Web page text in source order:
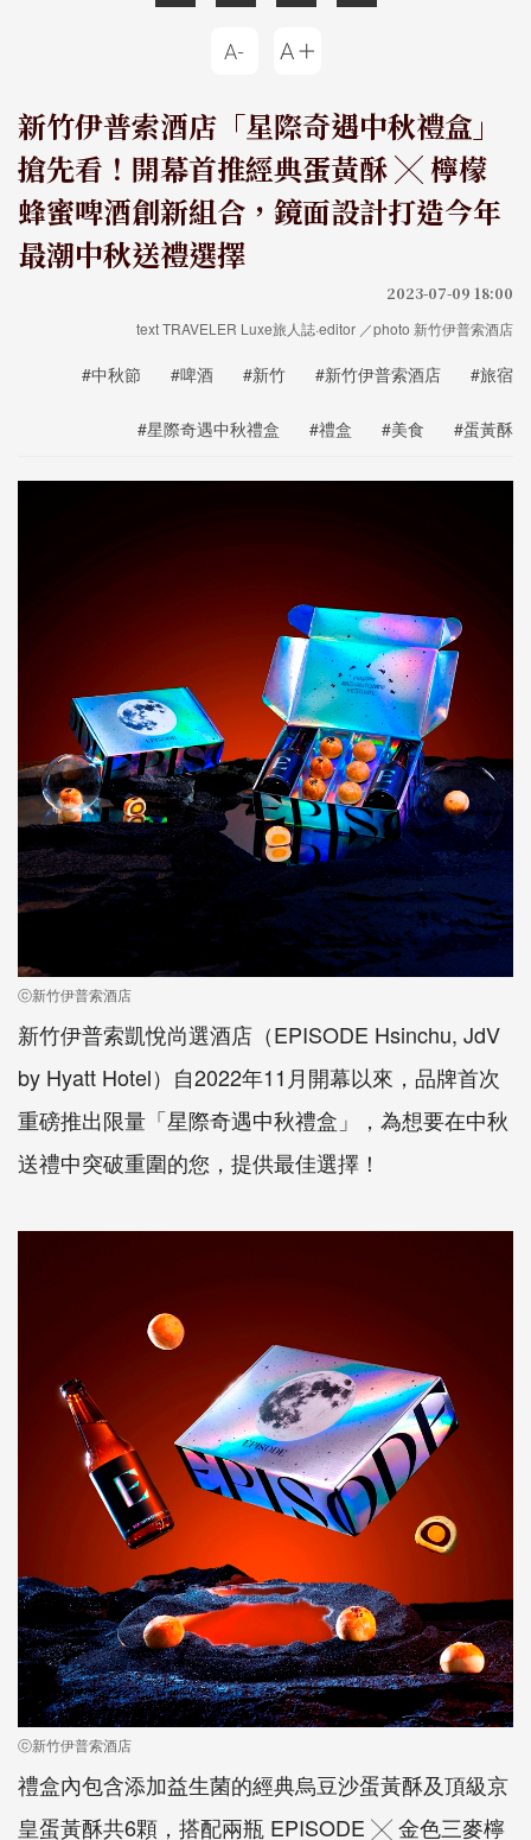
新竹伊普索酒店「星際奇遇中秋禮盒」
搶先看！開幕首推經典蛋黃酥 ╳ 檸檬
蜂蜜啤酒創新組合，鏡面設計打造今年
最潮中秋送禮選擇
2023-07-09 18:00
text TRAVELER Luxe旅人誌·editor ／photo 新竹伊普索酒店
#中秋節 #啤酒 #新竹 #新竹伊普索酒店 #旅宿
#星際奇遇中秋禮盒 #禮盒 #美食 #蛋黃酥
ⓒ新竹伊普索酒店
新竹伊普索凱悅尚選酒店（EPISODE Hsinchu, JdV
by Hyatt Hotel）自2022年11月開幕以來，品牌首次
重磅推出限量「星際奇遇中秋禮盒」，為想要在中秋
送禮中突破重圍的您，提供最佳選擇！
ⓒ新竹伊普索酒店
禮盒內包含添加益生菌的經典烏豆沙蛋黃酥及頂級京
皇蛋黃酥共6顆，搭配兩瓶 EPISODE ╳ 金色三麥檸